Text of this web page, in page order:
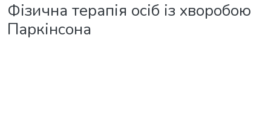
Фізична терапія осіб із хворобою
Паркінсона